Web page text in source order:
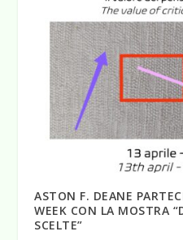
ASTON F. DEANE
WEEK CON LA MOSTRA
SCELTE”